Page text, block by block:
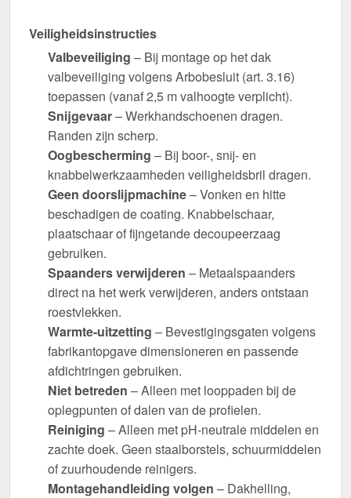
Veiligheidsinstructies
Valbeveiliging – Bij montage op het dak
valbeveiliging volgens Arbobesluit (art. 3.16)
toepassen (vanaf 2,5 m valhoogte verplicht).
Snijgevaar– Werkhandschoenen dragen.
Randen zijn scherp.
Oogbescherming – Bij boor-, snij- en
knabbelwerkzaamheden veiligheidsbril dragen.
Geen doorslijpmachine– Vonken en hitte
beschadigen de coating. Knabbelschaar,
plaatschaar of fijngetande decoupeerzaag
gebruiken.
Spaanders verwijderen – Metaalspaanders
direct na het werk verwijderen, anders ontstaan
roestvlekken.
Warmte-uitzetting – Bevestigingsgaten volgens
fabrikantopgave dimensioneren en passende
afdichtringen gebruiken.
Niet betreden – Alleen met looppaden bij de
oplegpunten of dalen van de profielen.
Reiniging – Alleen met pH-neutrale middelen en
zachte doek. Geen staalborstels, schuurmiddelen
of zuurhoudende reinigers.
Montagehandleiding volgen – Dakhelling,